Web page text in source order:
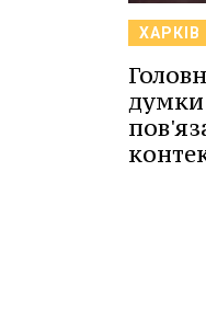
ХАРКІВ
думки